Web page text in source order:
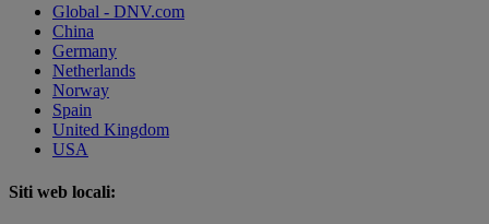
Global - DNV.com
China
Germany
Netherlands
Norway
Spain
United Kingdom
USA
Siti web locali: